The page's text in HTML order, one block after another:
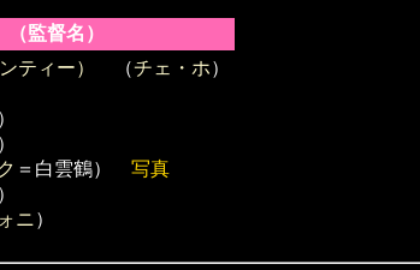
督名）
ティー） （チェ・ホ）
）
＝白雲鶴）写真
）
ニ）